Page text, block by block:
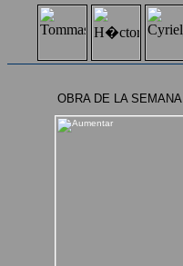
OBRA DE LA SEMANA